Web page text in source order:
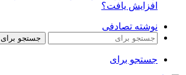
افزایش یافت؟
نوشته تصادفی
جستجو برای
جستجو برای